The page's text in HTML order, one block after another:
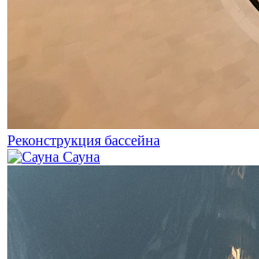
Реконструкция бассейна
Сауна